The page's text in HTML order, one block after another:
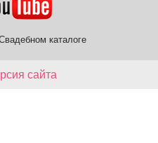
каталоге
сайта